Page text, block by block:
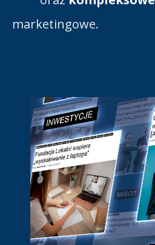
marketingowe.